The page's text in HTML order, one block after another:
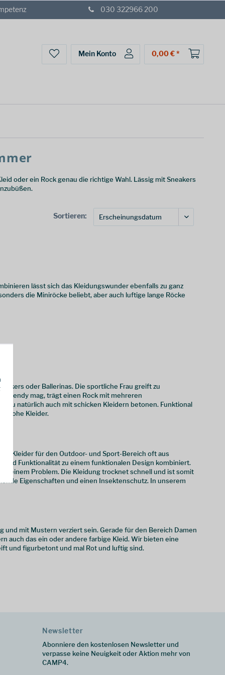
030 322966 200
Mein Konto 0,00 € *
oder ein Rock genau die richtige Wahl. Lässig mit Sneakers
Sortieren:
lässt sich das Kleidungswunder ebenfalls zu ganz
die Miniröcke beliebt, aber auch luftige lange Röcke
oder Ballerinas. Die sportliche Frau greift zu
trendy mag, trägt einen Rock mit mehreren
Du natürlich auch mit schicken Kleidern betonen. Funktional
Kleider.
Kleider für den Outdoor- und Sport-Bereich oft aus
Funktionalität zu einem funktionalen Design kombiniert.
keinem Problem. Die Kleidung trocknet schnell und ist somit
Eigenschaften und einen Insektenschutz. In unserem
und mit Mustern verziert sein. Gerade für den Bereich Damen
auch das ein oder andere farbige Kleid. Wir bieten eine
und figurbetont und mal Rot und luftig sind.
Newsletter
Abonniere den kostenlosen Newsletter und
verpasse keine Neuigkeit oder Aktion mehr von
CAMP4.